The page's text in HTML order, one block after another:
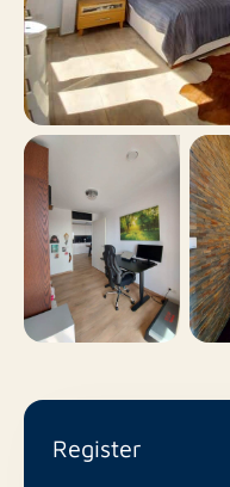
Balcony
Roof terrace
Including VAT
Smoking
Register